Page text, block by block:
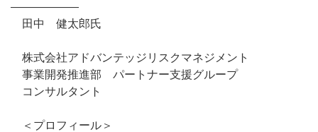
――――――
田中 健太郎氏
株式会社アドバンテッジリスクマネジメント
事業開発推進部 パートナー支援グループ
コンサルタント
＜プロフィール＞